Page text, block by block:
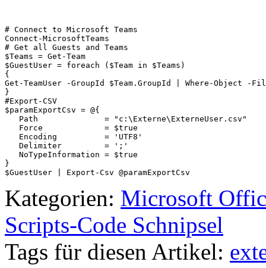
# Connect to Microsoft Teams
Connect-MicrosoftTeams
# Get all Guests and Teams
$Teams = Get-Team
$GuestUser = foreach ($Team in $Teams)
{
Get-TeamUser -GroupId $Team.GroupId | Where-
}
#Export-CSV
$paramExportCsv = @{
   Path              = "c:\Externe\ExterneUser.csv"
   Force             = $true
   Encoding          = 'UTF8'
   Delimiter         = ';'
   NoTypeInformation = $true
}
$GuestUser | Export-Csv @paramExportCsv
Kategorien: Microsoft
Scripts-Code Schnipsel
Tags für diesen Artikel: